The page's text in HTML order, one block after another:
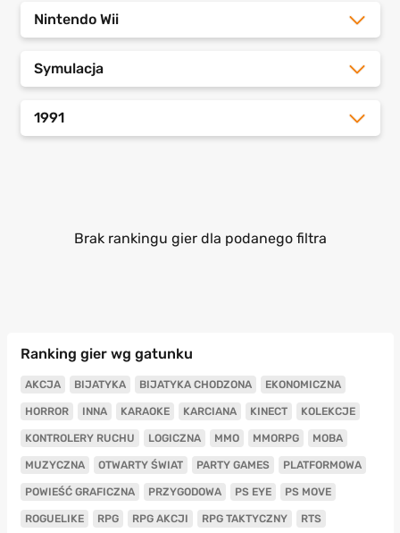
Nintendo Wii
Symulacja
1991
Brak rankingu gier dla podanego filtra
Ranking gier wg gatunku
AKCJA BIJATYKA BIJATYKA CHODZONA EKONOMICZNA
HORROR INNA KARAOKE KARCIANA KINECT KOLEKCJE
KONTROLERY RUCHU LOGICZNA MMO MMORPG MOBA
MUZYCZNA OTWARTY ŚWIAT PARTY GAMES PLATFORMOWA
POWIEŚĆ GRAFICZNA PRZYGODOWA PS EYE PS MOVE
ROGUELIKE RPG RPG AKCJI RPG TAKTYCZNY RTS